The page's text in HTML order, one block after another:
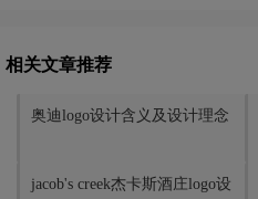
相关文章推荐
奥迪logo设计含义及设计理念
jacob's creek杰卡斯酒庄logo设